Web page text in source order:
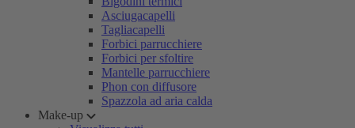
Asciugacapelli
Tagliacapelli
Forbici parrucchiere
Forbici per sfoltire
Mantelle parrucchiere
Phon con diffusore
Spazzola ad aria calda
Make-up